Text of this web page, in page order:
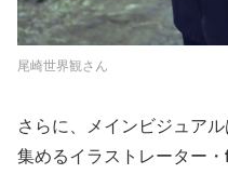
尾崎世界観さん
さらに、メインビジュア
集めるイラストレーター・